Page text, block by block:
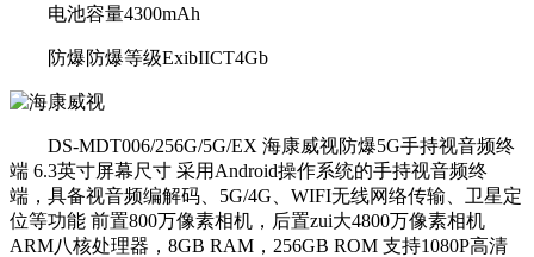
电池容量4300mAh
防爆防爆等级ExibIICT4Gb
DS-MDT006/256G/5G/EX 海康威视防爆5G手持视音频终
端 6.3英寸屏幕尺寸 采用Android操作系统的手持视音频终
端，具备视音频编解码、5G/4G、WIFI无线网络传输、卫星定
位等功能 前置800万像素相机，后置zui大4800万像素相机
ARM八核处理器，8GB RAM，256GB ROM 支持1080P高清